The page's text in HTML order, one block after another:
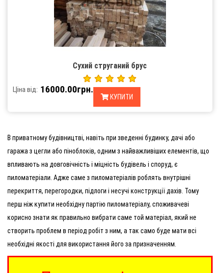
Сухий струганий брус
Ціна від: 16000.00грн.
КУПИТИ
В приватному будівництві, навіть при зведенні будинку, дачі або
гаража з цегли або піноблоків, одним з найважливіших елементів, що
впливають на довговічність і міцність будівель і споруд, є
пиломатеріали. Адже саме з пиломатеріалів роблять внутрішні
перекриття, перегородки, підлоги і несучі конструкції дахів. Тому
перш ніж купити необхідну партію пиломатеріалу, споживачеві
корисно знати як правильно вибрати саме той матеріал, який не
створить проблем в період робіт з ним, а так само буде мати всі
необхідні якості для використання його за призначенням.